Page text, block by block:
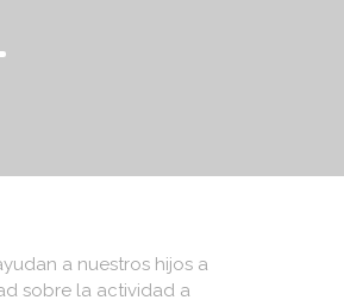
a nuestros hijos a
sobre la actividad a